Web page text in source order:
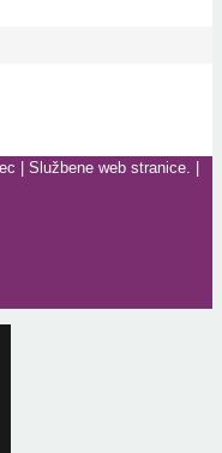
| Službene web stranice. |